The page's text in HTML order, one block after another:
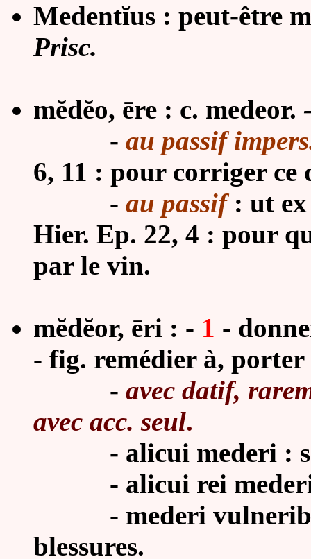
Medentĭus : peut-être
Prisc.
mĕdĕo, ēre : c. medeor.
- au passif
6, 11 : pour corriger ce
- au passif: ut ex
Hier. Ep. 22, 4 : pour
par le vin.
mĕdĕor, ēri : - 1 -
- fig. remédier à,
- avec datif,
avec acc. seul.
- alicui mederi :
- alicui rei mederi :
- mederi
blessures.